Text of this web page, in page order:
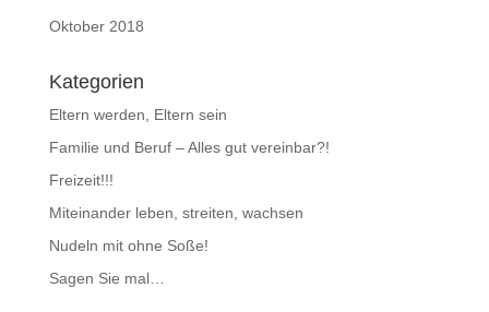
Oktober 2018
Kategorien
Eltern werden, Eltern sein
Familie und Beruf – Alles gut vereinbar?!
Freizeit!!!
Miteinander leben, streiten, wachsen
Nudeln mit ohne Soße!
Sagen Sie mal…